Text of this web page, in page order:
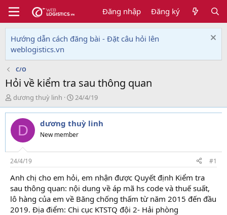
Đăng nhập Đăng ký
Hướng dẫn cách đăng bài - Đặt câu hỏi lên
weblogistics.vn
C/O
Hỏi về kiểm tra sau thông quan
T
h
r
e
d
s
t
a
r
t
e
r
dương thuỳ linh
N
g
à
y
g
i
24/4/19
D dương thuỳ linh
New member
24/4/19 #1
Anh chị cho em hỏi, em nhận được Quyết định Kiểm tra
sau thông quan: nội dung về áp mã hs code và thuế suất,
lô hàng của em về Băng chống thấm từ năm 2015 đến đầu
2019. Địa điểm: Chi cục KTSTQ đội 2- Hải phòng